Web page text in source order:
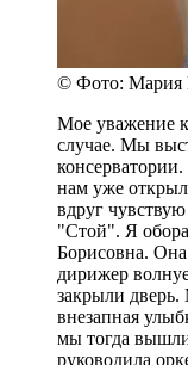
© Фото: Мария
Мое уважение
случае. Мы
нам уже
вдруг
"Стой". Я
Борисовна.
дирижер
закрыли
внезапная
мы тогда
руководила